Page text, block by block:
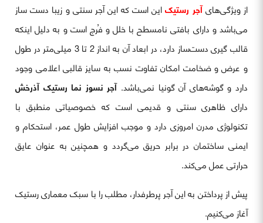
از ویژگی‌هایآجر رستیکاین است که این آجر سنتی و زیبا دست ساز
می‌باشد و دارای بافتی نامسطح با خلل و فُرج است و به دلیل اینکه
قالب گیری دست‌ساز دارد، در ابعاد آن به انداز 2 تا 3 میلی‌متر در طول
و عرض و ضخامت امکان تفاوت نسب به سایز قالبی اعلامی وجود
دارد و گوشه‌های آن گونیا نمی‌باشد.آجر نسوز نما رستیک آذرخش
دارای ظاهری سنتی و قدیمی است که خصوصیاتی منطبق با
تکنولوژی مدرن امروزی دارد و موجب افزایش طول عمر، استحکام و
ایمنی ساختمان در برابر حریق می‌گردد و همچنین به عنوان عایق
حرارتی عمل می‌کند.
پیش از پرداختن به این آجر پرطرفدار، مطلب را با سبک معماری رستیک
آغاز می‌کنیم.